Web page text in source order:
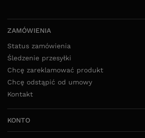
ZAMÓWIENIA
Status zamówienia
Śledzenie przesyłki
Chcę zareklamować produkt
Chcę odstąpić od umowy
Kontakt
KONTO